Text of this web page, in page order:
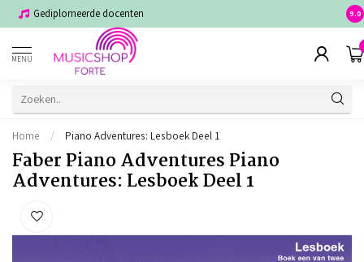
Gediplomeerde docenten 9.0
MENU
Home / Piano Adventures: Lesboek Deel 1
Faber Piano Adventures Piano
Adventures: Lesboek Deel 1